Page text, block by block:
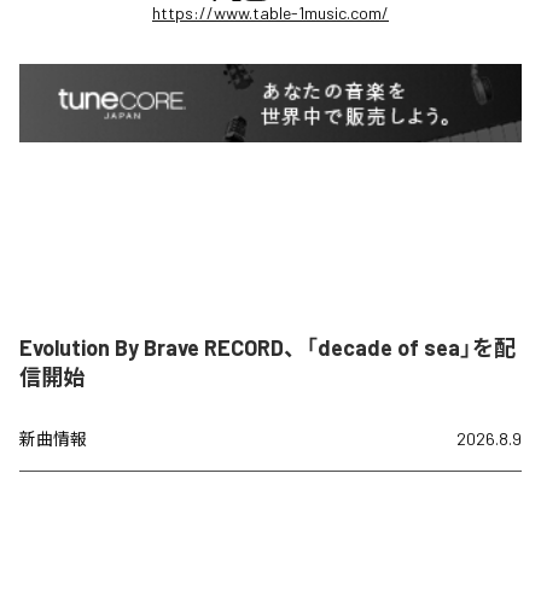
https://www.table-1music.com/
Evolution By Brave RECORD、「decade of sea」を配
信開始
新曲情報 2026.8.9